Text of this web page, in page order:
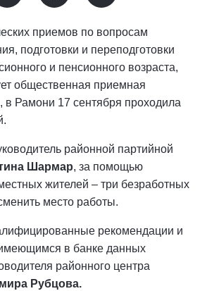
приемов по вопросам
подготовки и переподготовки
и пенсионного возраста,
общественная приемная
в Рамони 17 сентября проходила
районной партийной
Шармар, за помощью
жителей – три безработных
место работы.
рекомендации и
в банке данных
районного центра
Рубцова.